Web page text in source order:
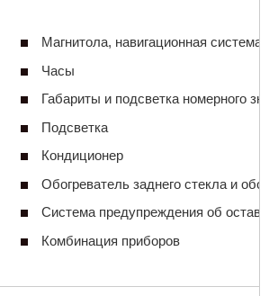
Магнитола, навигационная система
Часы
Габариты и подсветка номерного
Подсветка
Кондиционер
Обогреватель заднего стекла и
Система предупреждения об
Комбинация приборов